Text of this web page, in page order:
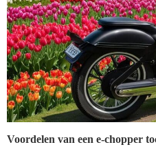
Voordelen van een e-chopper